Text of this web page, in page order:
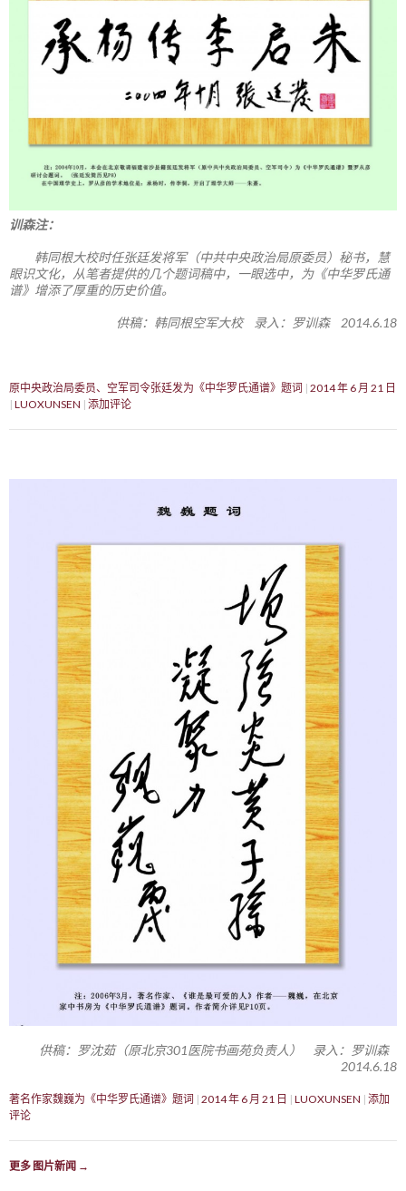
训森注：
韩同根大校时任张廷发将军（中共中央政治局原委员）秘书，慧
眼识文化，从笔者提供的几个题词稿中，一眼选中，为《中华罗氏通
谱》增添了厚重的历史价值。
供稿：韩同根空军大校 录入：罗训森 2014.6.18
原中央政治局委员、空军司令张廷发为《中华罗氏通谱》题词 2014 年 6 月 21 日
LUOXUNSEN 添加评论
供稿：罗沈茹（原北京301医院书画苑负责人） 录入：罗训森
2014.6.18
著名作家魏巍为《中华罗氏通谱》题词 2014 年 6 月 21 日 LUOXUNSEN 添加
评论
更多 图片新闻 →